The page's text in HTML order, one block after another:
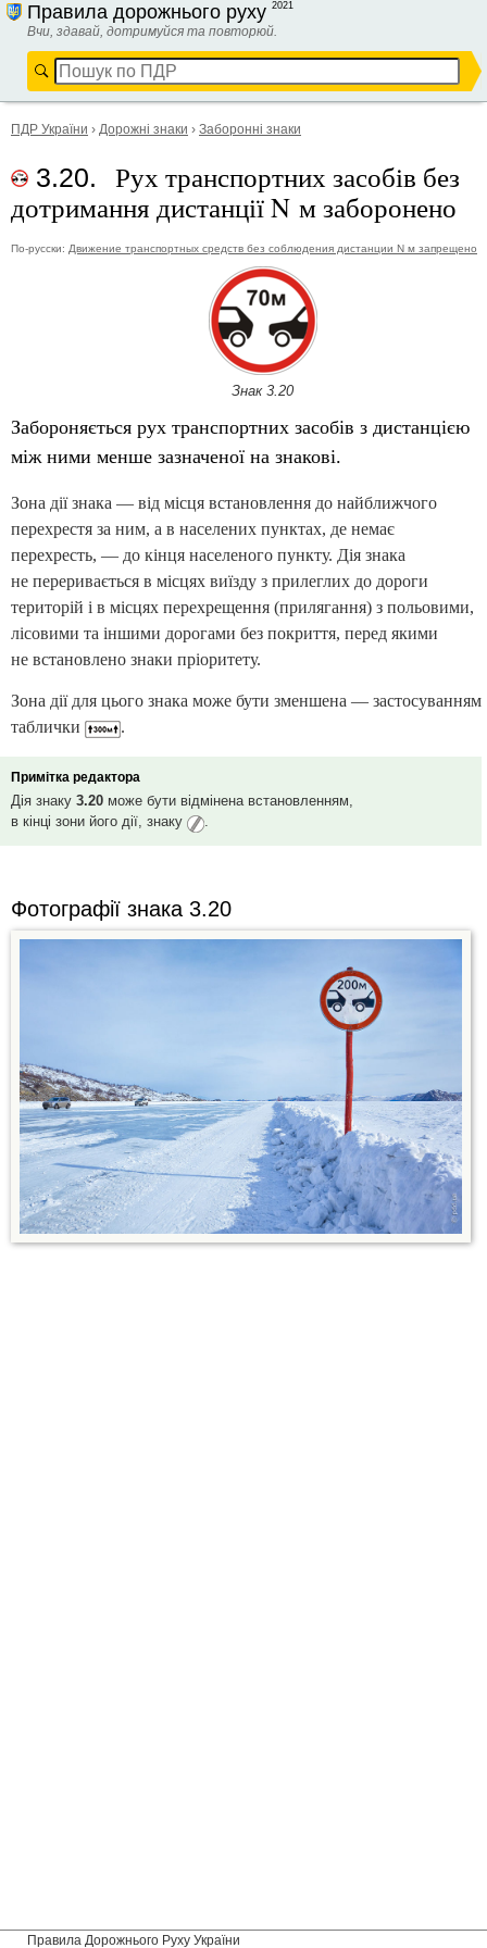
Правила дорожнього руху 2021
Вчи, здавай, дотримуйся та повторюй.
ПДР України › Дорожні знаки › Заборонні знаки
3.20.
Рух транспортних засобів без
дотримання дистанції N м заборонено
По-русски: Движение транспортных средств без соблюдения дистанции N м запрещено
Знак 3.20
Забороняється рух транспортних засобів з дистанцією
між ними менше зазначеної на знакові.
Зона дії знака — від місця встановлення до найближчого
перехрестя за ним, а в населених пунктах, де немає
перехресть, — до кінця населеного пункту. Дія знака
не переривається в місцях виїзду з прилеглих до дороги
територій і в місцях перехрещення (прилягання) з польовими,
лісовими та іншими дорогами без покриття, перед якими
не встановлено знаки пріоритету.
Зона дії для цього знака може бути зменшена — застосуванням
таблички
.
Примітка редактора
Дія знаку 3.20 може бути відмінена встановленням,
в кінці зони його дії, знаку
.
Фотографії знака 3.20
Правила Дорожнього Руху України